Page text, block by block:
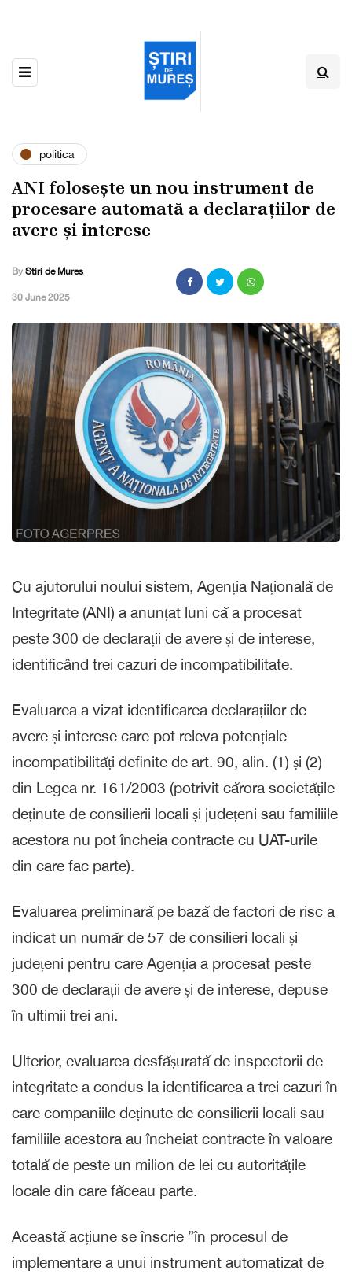
politica
ANI folosește un nou instrument de
procesare automată a declarațiilor de
avere și interese
By Stiri de Mures
,30 June 2025
Cu ajutorului noului sistem, Agenția Națională de
Integritate (ANI) a anunțat luni că a procesat
peste 300 de declarații de avere și de interese,
identificând trei cazuri de incompatibilitate.
Evaluarea a vizat identificarea declarațiilor de
avere și interese care pot releva potențiale
incompatibilități definite de art. 90, alin. (1) și (2)
din Legea nr. 161/2003 (potrivit cărora societățile
deținute de consilierii locali și județeni sau familiile
acestora nu pot încheia contracte cu UAT-urile
din care fac parte).
Evaluarea preliminară pe bază de factori de risc a
indicat un număr de 57 de consilieri locali și
județeni pentru care Agenția a procesat peste
300 de declarații de avere și de interese, depuse
în ultimii trei ani.
Ulterior, evaluarea desfășurată de inspectorii de
integritate a condus la identificarea a trei cazuri în
care companiile deținute de consilierii locali sau
familiile acestora au încheiat contracte în valoare
totală de peste un milion de lei cu autoritățile
locale din care făceau parte.
Această acțiune se înscrie ”în procesul de
implementare a unui instrument automatizat de